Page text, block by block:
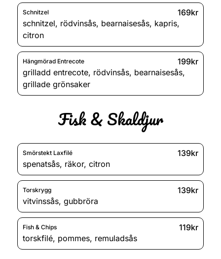
Schnitzel
169kr
schnitzel, rödvinsås, bearnaisesås, kapris,
citron
Hängmörad Entrecote
199kr
grilladd entrecote, rödvinsås, bearnaisesås,
grillade grönsaker
Fisk & Skaldjur
Smörstekt Laxfilé
139kr
spenatsås, räkor, citron
Torskrygg
139kr
vitvinssås, gubbröra
Fish & Chips
119kr
torskfilé, pommes, remuladsås